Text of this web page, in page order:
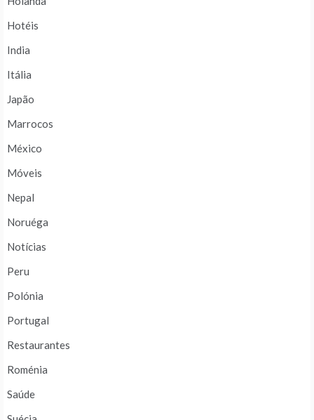
Hotéis
India
Itália
Japão
Marrocos
México
Móveis
Nepal
Noruéga
Notícias
Peru
Polónia
Portugal
Restaurantes
Roménia
Saúde